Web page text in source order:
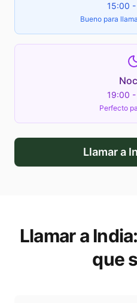
15:00
Bueno para
19:00
Perfecto
Llamar a
Llamar aIndia
que